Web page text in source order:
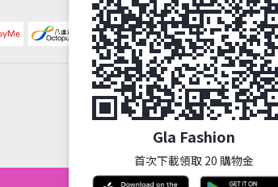
Gla Fashion
首次下載領取 20 購物金